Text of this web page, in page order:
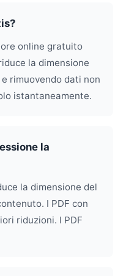
online gratuito
la dimensione
rimuovendo dati non
istantaneamente.
la
la dimensione del
I PDF con
riduzioni. I PDF